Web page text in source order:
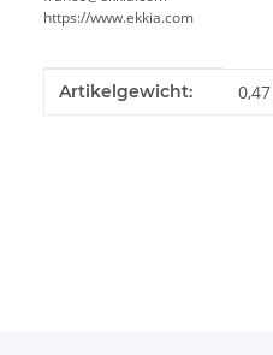
https://www.ekkia.com
Produkteigenschaft
Wert
Artikelgewicht: 0,47